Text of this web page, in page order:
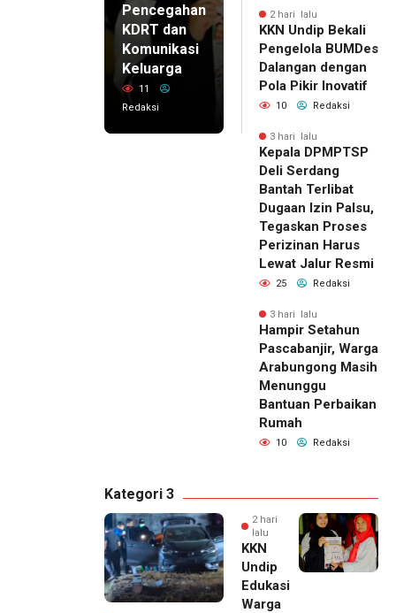
Pencegahan
KDRT dan
Komunikasi
Keluarga
11
Redaksi
2 hari lalu
KKN Undip Bekali
Pengelola BUMDes
Dalangan dengan
Pola Pikir Inovatif
10 Redaksi
3 hari lalu
Kepala DPMPTSP
Deli Serdang
Bantah Terlibat
Dugaan Izin Palsu,
Tegaskan Proses
Perizinan Harus
Lewat Jalur Resmi
25 Redaksi
3 hari lalu
Hampir Setahun
Pascabanjir, Warga
Arabungong Masih
Menunggu
Bantuan Perbaikan
Rumah
10 Redaksi
Kategori 3
2 hari
lalu
KKN
Undip
Edukasi
Warga